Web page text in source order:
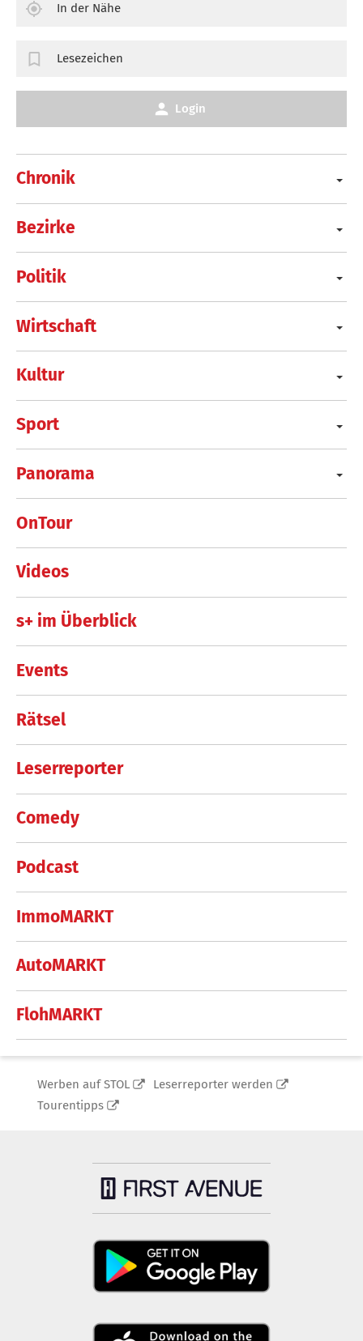
Chronik
Bezirke
Politik
Wirtschaft
Kultur
Sport
Panorama
OnTour
Videos
s+ im Überblick
Events
Rätsel
Leserreporter
Comedy
Podcast
ImmoMARKT
AutoMARKT
FlohMARKT
In der Nähe
Lesezeichen
Login
Werben auf STOL
Leserreporter werden
Tourentipps